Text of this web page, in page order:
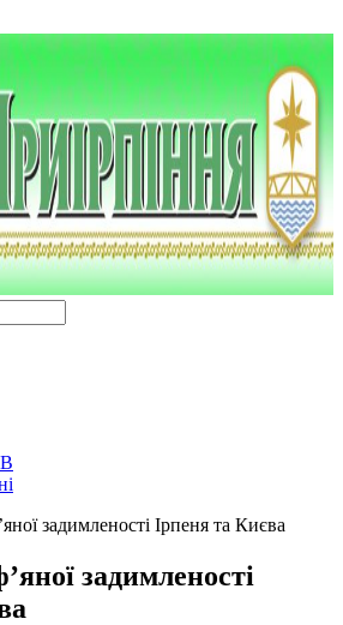
задимленості Ірпеня та Києва
задимленості